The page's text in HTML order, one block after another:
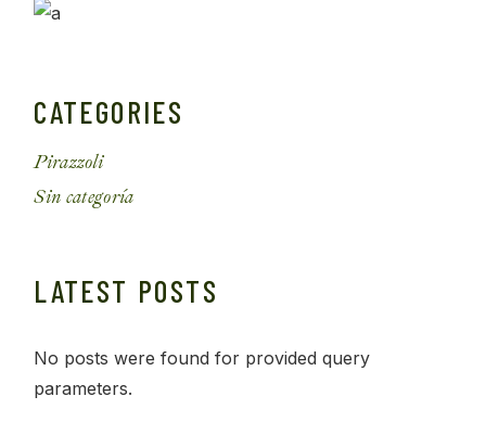
CATEGORIES
Pirazzoli
Sin categoría
LATEST POSTS
No posts were found for provided query
parameters.